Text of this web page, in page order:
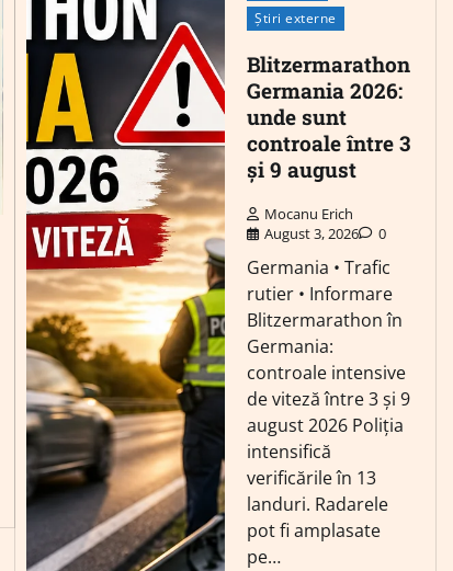
Știri externe
Blitzermarathon
Germania 2026:
unde sunt
controale între 3
și 9 august
Mocanu Erich
August 3, 2026
0
Germania • Trafic
rutier • Informare
Blitzermarathon în
Germania:
controale intensive
de viteză între 3 și 9
august 2026 Poliția
intensifică
verificările în 13
landuri. Radarele
pot fi amplasate
pe…